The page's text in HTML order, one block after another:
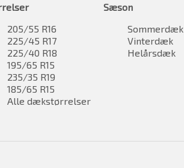
205/55 R16
225/45 R17
225/40 R18
195/65 R15
235/35 R19
185/65 R15
Alle dækstørrelser
Sæson
Sommerdæk
Vinterdæk
Helårsdæk